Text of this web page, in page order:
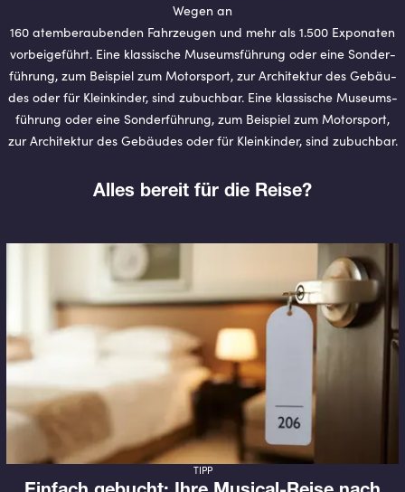
Wegen an
160 atem­be­rau­ben­den Fahr­zeu­gen und mehr als 1.500 Ex­po­na­ten
vor­bei­ge­führt. Eine klas­si­sche Mu­se­ums­füh­rung oder eine Son­der­
füh­rung, zum Bei­spiel zum Mo­tor­sport, zur Ar­chi­tek­tur des Ge­bäu­
des oder für Klein­kin­der, sind zu­buch­bar. Eine klas­si­sche Mu­se­ums­
füh­rung oder eine Son­der­füh­rung, zum Bei­spiel zum Mo­tor­sport,
zur Ar­chi­tek­tur des Ge­bäu­des oder für Klein­kin­der, sind zu­buch­bar.
Alles bereit für die Reise?
TIPP